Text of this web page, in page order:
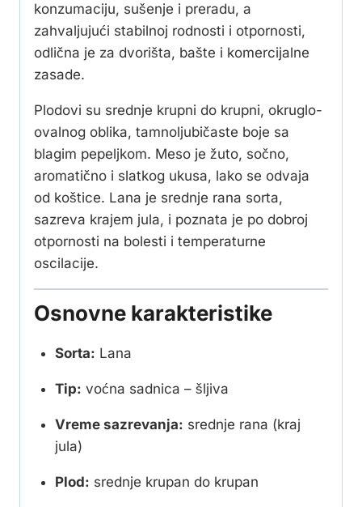
konzumaciju, sušenje i preradu, a
zahvaljujući stabilnoj rodnosti i otpornosti,
odlična je za dvorišta, bašte i komercijalne
zasade.
Plodovi su srednje krupni do krupni, okruglo-
ovalnog oblika, tamnoljubičaste boje sa
blagim pepeljkom. Meso je žuto, sočno,
aromatično i slatkog ukusa, lako se odvaja
od koštice. Lana je srednje rana sorta,
sazreva krajem jula, i poznata je po dobroj
otpornosti na bolesti i temperaturne
oscilacije.
Osnovne karakteristike
Sorta: Lana
Tip: voćna sadnica – šljiva
Vreme sazrevanja: srednje rana (kraj
jula)
Plod: srednje krupan do krupan